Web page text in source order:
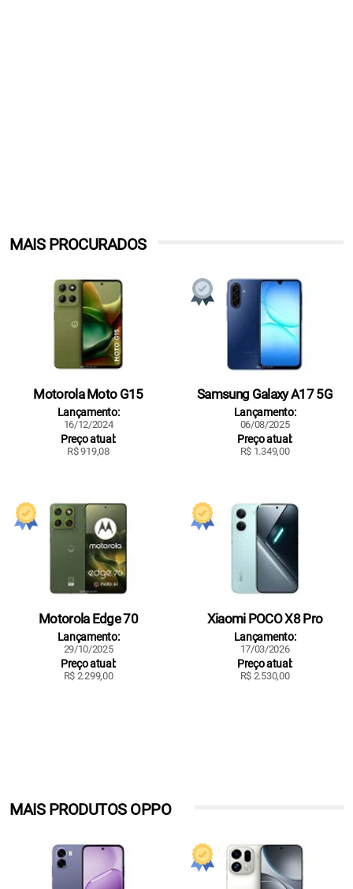
MAIS PROCURADOS
Motorola Moto G15
Lançamento:
16/12/2024
Preço atual:
R$ 919,08
Samsung Galaxy A17 5G
Lançamento:
06/08/2025
Preço atual:
R$ 1.349,00
Motorola Edge 70
Lançamento:
29/10/2025
Preço atual:
R$ 2.299,00
Xiaomi POCO X8 Pro
Lançamento:
17/03/2026
Preço atual:
R$ 2.530,00
MAIS PRODUTOS OPPO